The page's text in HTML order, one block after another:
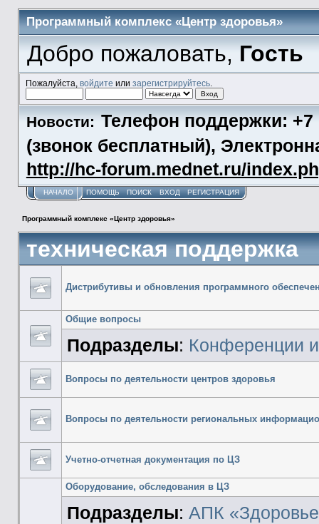
Программный комплекс «Центр здоровья»
Добро пожаловать,Гость
Пожалуйста, войдите или зарегистрируйтесь.
Новости: Телефон поддержки: +7
(звонок бесплатный),
http://hc-forum.mednet.ru/
НАЧАЛО ПОМОЩЬ ПОИСК ВХОД РЕГИСТРАЦИЯ
Программный комплекс «Центр здоровья»
техническая поддержка
Дистрибутивы и обновления программного
Общие вопросы
Подразделы: Конференции
Вопросы по деятельности центров здоровья
Вопросы по деятельности региональных
Учетно-отчетная документация по ЦЗ
Оборудование, обследования в ЦЗ
Подразделы:АПК